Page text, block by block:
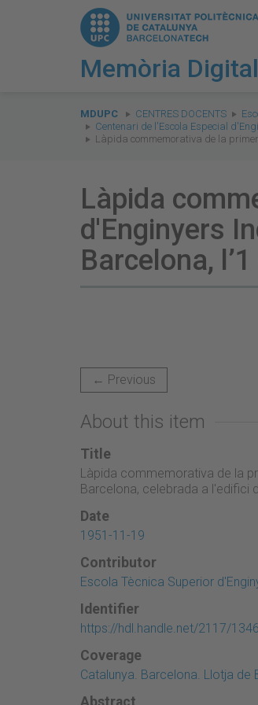
Memòria
are
here:
MDUPC CENTRES DOCENTS
Centenari de l'Escola Especial
Làpida commemorativa de la
Làpida
d'Enginyers
Barcelona,
← Previous
About this item
Title
Làpida commemorativa de la
Barcelona, celebrada a l'edifici
Date
1951-11-19
Contributor
Escola Tècnica Superior
Identifier
https://hdl.handle.net/2117/
Coverage
Catalunya. Barcelona. Llotja de
Abstract